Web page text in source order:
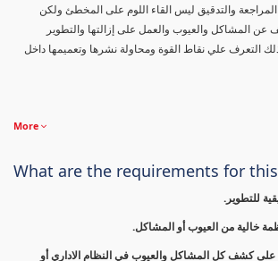
والتدقيق ليس القاء اللوم على المخطئ ولكن
المشاكل والعيوب والعمل على إزالتها والتطوير
التعرف علي نقاط القوة ومحاولة نشرها وتعميمها داخل
More
What are the requirements for
للتطوير.
خالية من العيوب أو المشاكل.
كشف كل المشاكل والعيوب في النظام الاداري أو